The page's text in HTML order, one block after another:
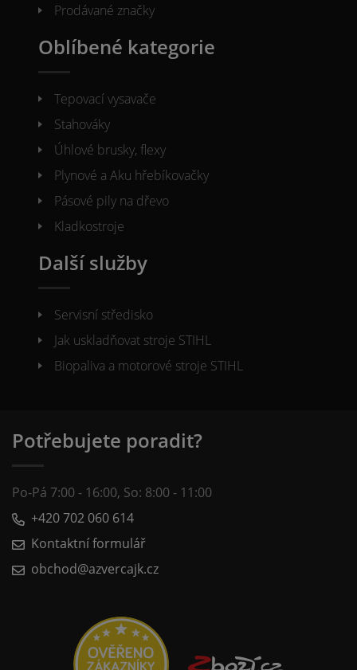
Prodávané značky
Oblíbené kategorie
Tepovací vysavače
Stahováky
Úhlové brusky, flexy
Plynové a Aku hřebíkovačky
Pásové pily na dřevo
Kladkostroje
Další služby
Servisní středisko
Jak uskladňovat stroje STIHL
Biopaliva a motorové stroje STIHL
Potřebujete poradit?
Po-Pá 7:00 - 16:00, So: 8:00 - 11:00
+420 702 060 614
Kontaktní formulář
obchod@azvercajk.cz